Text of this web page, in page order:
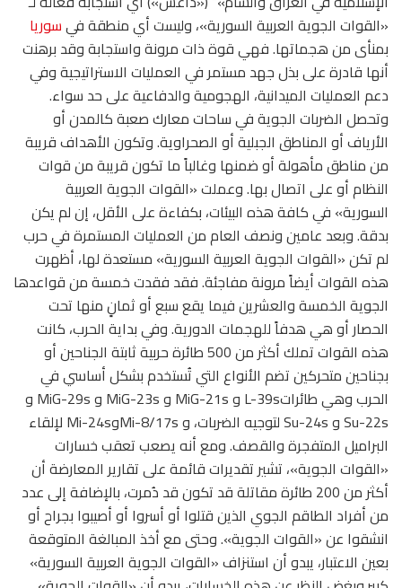
«القوات الجوية العربية السورية»، وليست أي منطقة فيسوريا
بمنأى من هجماتها. فهي قوة ذات مرونة واستجابة وقد برهنت
أنها قادرة على بذل جهد مستمر في العمليات الاستراتيجية وفي
دعم العمليات الميدانية، الهجومية والدفاعية على حد سواء.
وتحصل الضربات الجوية في ساحات معارك صعبة كالمدن أو
الأرياف أو المناطق الجبلية أو الصحراوية. وتكون الأهداف قريبة
من مناطق مأهولة أو ضمنها وغالباً ما تكون قريبة من قوات
النظام أو على اتصال بها. وعملت «القوات الجوية العربية
السورية» في كافة هذه البيئات، بكفاءة على الأقل، إن لم يكن
بدقة. وبعد عامين ونصف العام من العمليات المستمرة في حرب
لم تكن «القوات الجوية العربية السورية» مستعدة لها، أظهرت
هذه القوات أيضاً مرونة مفاجئة. فقد فقدت خمسة من قواعدها
الجوية الخمسة والعشرين فيما يقع سبع أو ثمانٍ منها تحت
الحصار أو هي هدفاً للهجمات الدورية. وفي بداية الحرب، كانت
هذه القوات تملك أكثر من 500 طائرة حربية ثابتة الجناحين أو
بجناحين متحركين تضم الأنواع التي تُستخدم بشكل أساسي في
الحرب وهي طائراتL-39s و MiG-21s و MiG-23s و MiG-29s و
Su-22s و Su-24s لتوجيه الضربات، و Mi-8/17sوMi-24s لإلقاء
البراميل المتفجرة والقصف. ومع أنه يصعب تعقب خسارات
«القوات الجوية»، تشير تقديرات قائمة على تقارير المعارضة أن
أكثر من 200 طائرة مقاتلة قد تكون قد دُمرت، بالإضافة إلى عدد
من أفراد الطاقم الجوي الذين قتلوا أو أسروا أو أصيبوا بجراح أو
انشقوا عن «القوات الجوية». وحتى مع أخذ المبالغة المتوقعة
بعين الاعتبار، يبدو أن استنزاف «القوات الجوية العربية السورية»